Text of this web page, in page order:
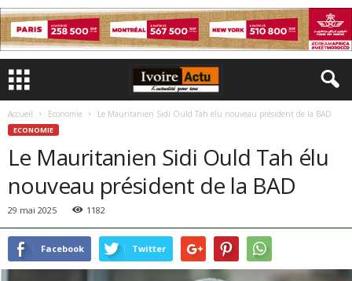
Accueil Economie Le Mauritanien Sidi Ould Tah élu nouveau président de la BAD
ECONOMIE
Le Mauritanien Sidi Ould Tah élu
nouveau président de la BAD
29 mai 2025 1182
Facebook Twitter